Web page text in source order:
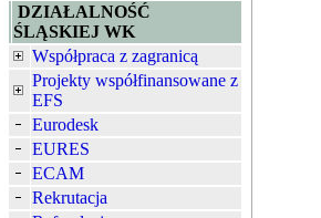
DZIAŁALNOŚĆ
ŚLĄSKIEJ WK
Współpraca z zagranicą
Projekty współfinansowane z
EFS
Eurodesk
EURES
ECAM
Rekrutacja